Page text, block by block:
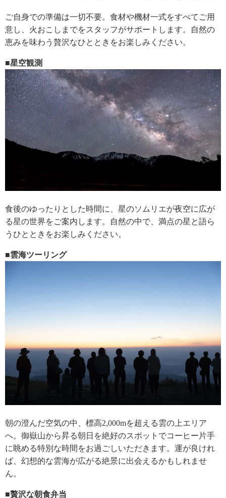
ご自身での準備は一切不要。食材や機材一式をすべてご用
意し、火おこしまでをスタッフがサポートします。自然の
恵みを味わう贅沢なひとときをお楽しみください。
■星空観測
食後のゆったりとした時間に、星のソムリエが夜空に広が
る星の世界をご案内します。自然の中で、満点の星と語ら
うひとときをお楽しみください。
■雲海ツーリング
朝の澄んだ空気の中、標高2,000mを超える雲の上エリア
へ。御嶽山から昇る朝日を絶好のスポットでコーヒー片手
に眺める特別な時間をお過ごしいただきます。運が良けれ
ば、幻想的な雲海が広がる絶景に出会えるかもしれませ
ん。
■贅沢な朝食弁当